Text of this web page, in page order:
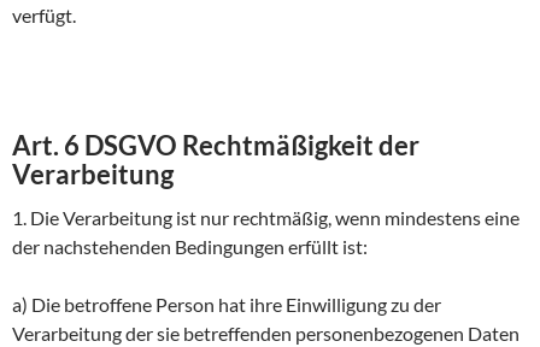
verfügt.
Art. 6 DSGVO Rechtmäßigkeit der
Verarbeitung
1. Die Verarbeitung ist nur rechtmäßig, wenn mindestens eine
der nachstehenden Bedingungen erfüllt ist:
a) Die betroffene Person hat ihre Einwilligung zu der
Verarbeitung der sie betreffenden personenbezogenen Daten